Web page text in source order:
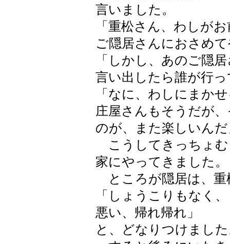
言いました。
「重松さん、わしが
ご隠居さんにおさめ
「しかし、あのご隠
言い出したら誰が行
「なに、わしにまか
庄屋さんもそうだが
のが、また楽しいん
こうしてきっちょむ
家にやってきました。
ところが隠居は、重
「しょうこりもなく
悪い、帰れ帰れ」
と、どなりつけまし